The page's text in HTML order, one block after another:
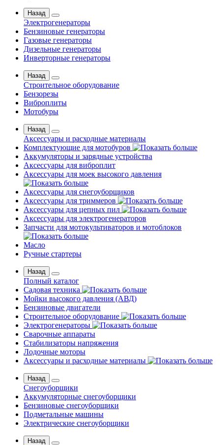
Назад
Электрогенераторы
Бензиновые генераторы
Газовые генераторы
Дизельные генераторы
Инверторные генераторы
Назад
Строительное оборудование
Бензорезы
Виброплиты
Мотобуры
Назад
Аксессуары и расходные материалы
Комплектующие для мотобуров
Аккумуляторы и зарядные устройства
Аксессуары для виброплит
Аксессуары для моек высокого давления
Аксессуары для снегоуборщиков
Аксессуары для триммеров
Аксессуары для цепных пил
Аксессуары для электрогенераторов
Запчасти для мотокультиваторов и мотоблоков
Масло
Ручные стартеры
Назад
Полный каталог
Садовая техника
Мойки высокого давления (АВД)
Бензиновые двигатели
Строительное оборудование
Электрогенераторы
Сварочные аппараты
Стабилизаторы напряжения
Лодочные моторы
Аксессуары и расходные материалы
Назад
Снегоуборщики
Аккумуляторные снегоуборщики
Бензиновые снегоуборщики
Подметальные машины
Электрические снегоуборщики
Назад